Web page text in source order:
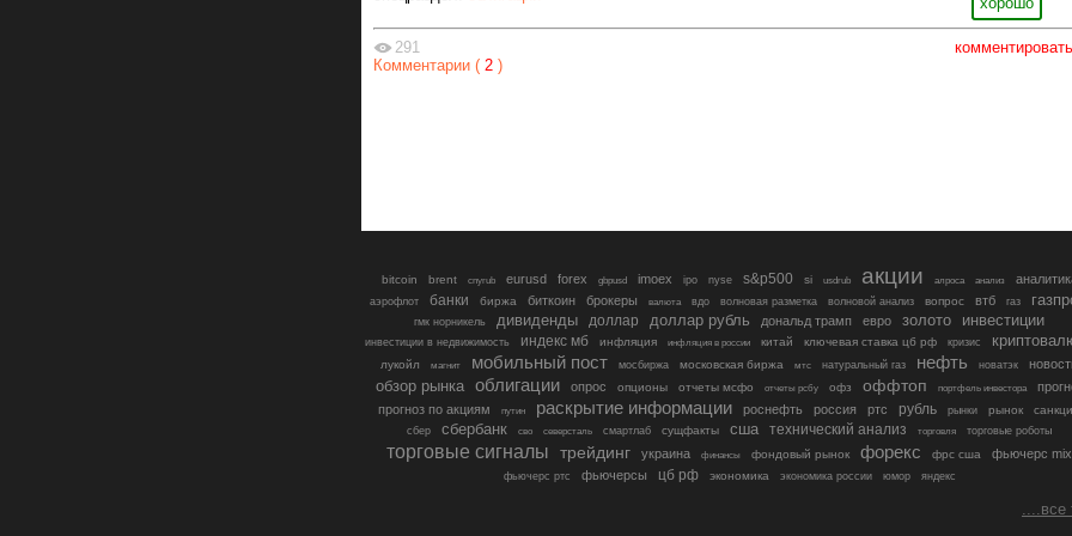
комментировать
291
Комментарии ( 2 )
bitcoin brent cnyrub eurusd forex gbpusd imoex ipo nyse s&p500 si usdrub акции алроса анализ
аэрофлот банки биржа биткоин брокеры валюта вдо волновая разметка волновой анализ вопрос втб газ
гмк норникель дивиденды доллар доллар рубль дональд трамп евро золото инвестиции
инвестиции в недвижимость индекс мб инфляция инфляция в россии китай ключевая ставка цб рф кризис
лукойл магнит мобильный пост мосбиржа московская биржа мтс натуральный газ нефть новатэк
обзор рынка облигации опрос опционы отчеты мсфо отчеты рсбу офз оффтоп портфель инвестора
прогноз по акциям
путин раскрытие информации роснефть россия ртс рубль рынки рынок
сбер сбербанк сво северсталь смартлаб сущфакты сша технический анализ торговля торговые роботы
торговые сигналы трейдинг украина финансы фондовый рынок форекс фрс сша фьючерс mix
фьючерс ртс фьючерсы цб рф экономика экономика россии юмор яндекс
....все